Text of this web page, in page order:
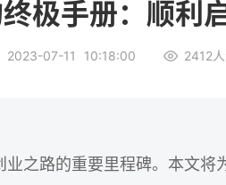
极手册：顺利
2023-07-11 10:18:00 2412
业之路的重要里程碑。本文将